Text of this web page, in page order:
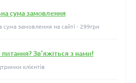
сума замовлення
сума замовлення на сайті - 299грн
Зв'яжіться з нами!
клієнтів